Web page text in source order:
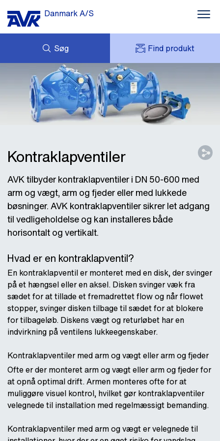
Danmark A/S
Søg Find produkt
NYHEDER
DOWNLOADS
FORESPØRG
MIT AVK
AVK HOLDING (GROUP)
PRISLISTE
Kontraklapventiler
AVK tilbyder kontraklapventiler i DN 50-600 med
arm og vægt, arm og fjeder eller med lukkede
bøsninger. AVK kontraklapventiler sikrer let adgang
til vedligeholdelse og kan installeres både
horisontalt og vertikalt.
Hvad er en kontraklapventil?
En kontraklapventil er monteret med en disk, der svinger
på et hængsel eller en aksel. Disken svinger væk fra
sædet for at tillade et fremadrettet flow og når flowet
stopper, svinger disken tilbage til sædet for at blokere
for tilbageløb. Diskens vægt og returløbet har en
indvirkning på ventilens lukkeegenskaber.
Kontraklapventiler med arm og vægt eller arm og fjeder
Ofte er der monteret arm og vægt eller arm og fjeder for
at opnå optimal drift. Armen monteres ofte for at
muliggøre visuel kontrol, hvilket gør kontraklapventiler
velegnede til installation med regelmæssigt bemanding.
Kontraklapventiler med arm og vægt er velegnede til